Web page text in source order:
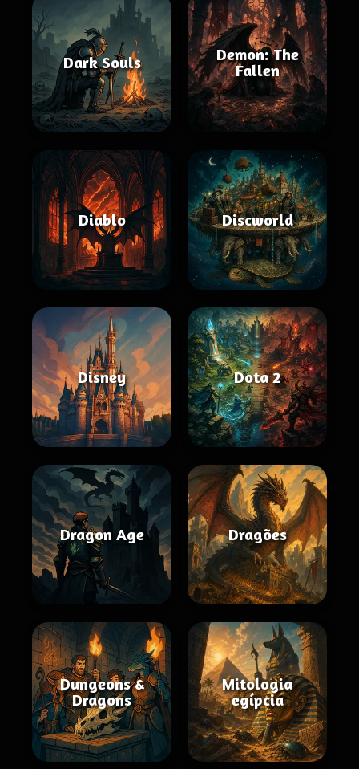
Dark Souls
Demon: The
Fallen
Diablo Discworld
Disney Dota 2
Dragon Age Dragões
Dungeons &
Dragons
Mitologia
egípcia